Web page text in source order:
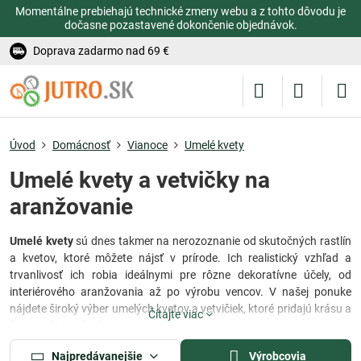
Momentálne prebiehajú technické zmeny webu a z tohto dôvodu je
dočasne pozastavené dokončenie objednávok.
Doprava zadarmo nad 69 €
Úvod Domácnosť Vianoce Umelé kvety
Umelé kvety a vetvičky na
aranžovanie
Umelé kvetysú dnes takmer na nerozoznanie od skutočných rastlín
a kvetov, ktoré môžete nájsť v prírode. Ich realistický vzhľad a
trvanlivosť ich robia ideálnymi pre rôzne dekoratívne účely, od
interiérového aranžovania až po výrobu vencov. V našej ponuke
nájdete široký výber umelých kvetov a vetvičiek, ktoré pridajú krásu a
Realistický vzhľad a kvalita
Čítajte viac
Najpredávanejšie Výrobcovia